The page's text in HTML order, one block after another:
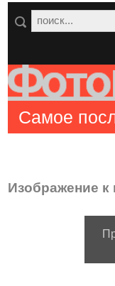
Самое
Изображение к